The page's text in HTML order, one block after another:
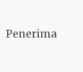
Penerima